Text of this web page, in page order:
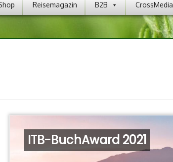
Reisemagazin B2B CrossMedia
ITB-BuchAward 2021